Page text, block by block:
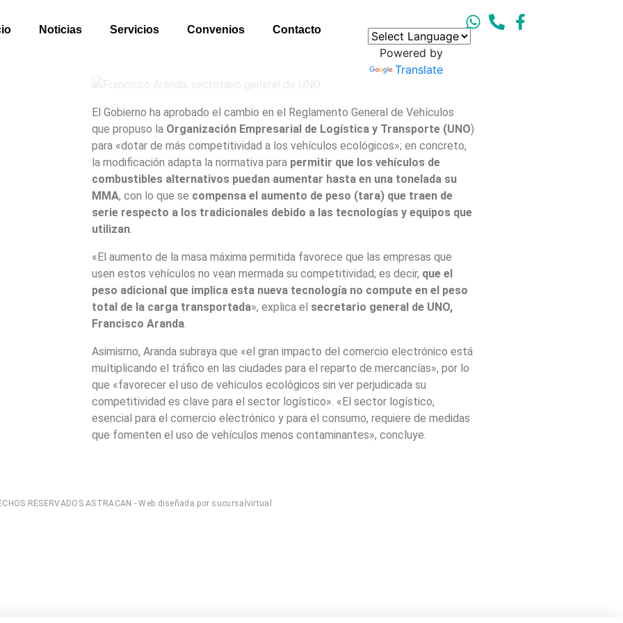
Noticias Servicios Convenios Contacto
Powered by
Translate
El Gobierno ha aprobado el cambio en el Reglamento General de Vehículos
que propuso la Organización Empresarial de Logística y Transporte (UNO)
para «dotar de más competitividad a los vehículos ecológicos»; en concreto,
la modificación adapta la normativa para permitir que los vehículos de
combustibles alternativos puedan aumentar hasta en una tonelada su
MMA, con lo que se compensa el aumento de peso (tara) que traen de
serie respecto a los tradicionales debido a las tecnologías y equipos que
utilizan.
«El aumento de la masa máxima permitida favorece que las empresas que
usen estos vehículos no vean mermada su competitividad; es decir, que el
peso adicional que implica esta nueva tecnología no compute en el peso
total de la carga transportada», explica el secretario general de UNO,
Francisco Aranda.
Asimismo, Aranda subraya que «el gran impacto del comercio electrónico está
multiplicando el tráfico en las ciudades para el reparto de mercancías», por lo
que «favorecer el uso de vehículos ecológicos sin ver perjudicada su
competitividad es clave para el sector logístico». «El sector logístico,
esencial para el comercio electrónico y para el consumo, requiere de medidas
que fomenten el uso de vehículos menos contaminantes», concluye.
RESERVADOS ASTRACAN - Web diseñada por sucursalvirtual